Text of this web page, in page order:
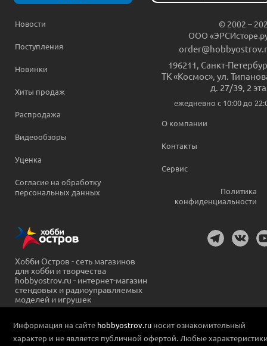
Новости
Поступления
Новинки
Хиты продаж
Распродажа
Видеообзоры
Уценка
Согласие на обработку
персональных данных
© 2002 –
ООО
196211 Санкт-
ТК «Космос», ул.
д. 27/39, 2
ежедневно c 10:00 до
О компании
Контакты
Сервис
Политика
конфиденциальности
Хобби Остров - сеть магазинов
для хобби и творчества
hobbyostrov.ru - интернет-магазин
стендовых и радиоуправляемых
моделей и игрушек
Информация на сайте hobbyostrov.ru носит ознакомительный
характер и не является публичной офертой. Любые